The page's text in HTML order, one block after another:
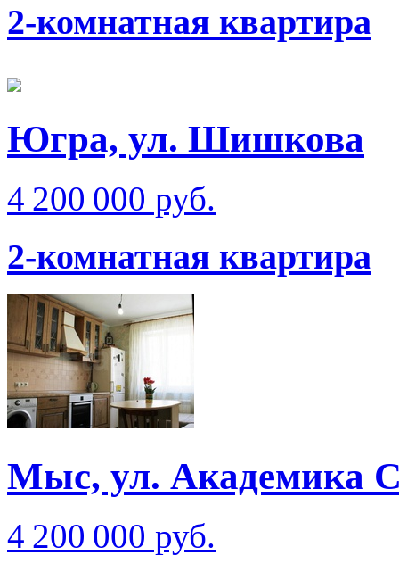
2-комнатная квартира
Югра, ул. Шишкова
4 200 000 руб.
2-комнатная квартира
Мыс, ул. Академика
4 200 000 руб.